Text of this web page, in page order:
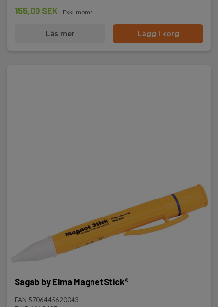
155,00 SEK Exkl. moms
Läs mer Lägg i korg
Sagab by Elma MagnetStick®
EAN 5706445620043